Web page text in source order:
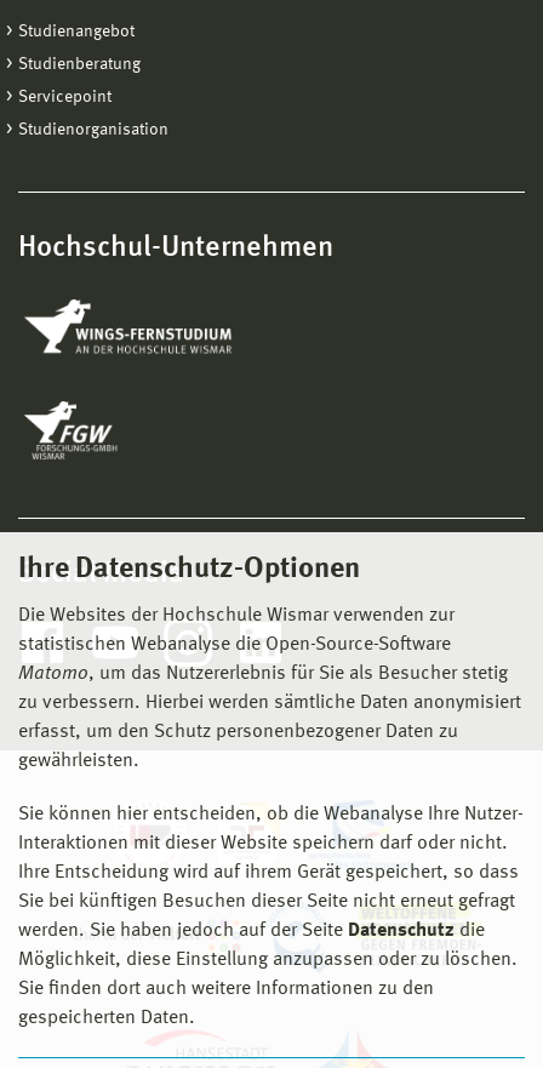
Ihre Datenschutz-Optionen
Die Websites der Hochschule Wismar verwenden zur
statistischen Webanalyse die Open-Source-Software
Matomo, um das Nutzererlebnis für Sie als Besucher stetig
zu verbessern. Hierbei werden sämtliche Daten anonymisiert
erfasst, um den Schutz personenbezogener Daten zu
gewährleisten.
Sie können hier entscheiden, ob die Webanalyse Ihre Nutzer-
Interaktionen mit dieser Website speichern darf oder nicht.
Ihre Entscheidung wird auf ihrem Gerät gespeichert, so dass
Sie bei künftigen Besuchen dieser Seite nicht erneut gefragt
werden. Sie haben jedoch auf der Seite Datenschutz die
Möglichkeit, diese Einstellung anzupassen oder zu löschen.
Sie finden dort auch weitere Informationen zu den
gespeicherten Daten.
Studienangebot
Studienberatung
Servicepoint
Studienorganisation
Hochschul-Unternehmen
Social Media